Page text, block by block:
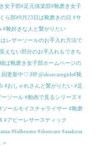
女子部#足元俱楽部#靴磨き女子
ら部#9月23日は靴磨きの日 #サ
#靴好きな人と繋がりたい
はレザーソールのお手入れ方法で
えない部分のお手入れもできち
は靴磨き女子部ホームページの
更新中♡.HP:@shoecaregirls#靴
#おしゃれさんと繋がりたい #足
ソール #動画で見るシリーズ #
ールモイスチャライザー #靴磨
#アビーレザースティック
#followme #shoecare #asakusa